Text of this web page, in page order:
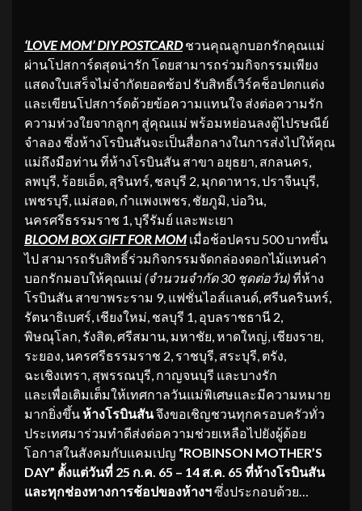
‘LOVE MOM’ DIY POSTCARD ชวนคุณลูกบอกรักคุณแม่
ผ่านโปสการ์ดสุดน่ารัก โดยสามารถร่วมกิจกรรมเพียง
แสดงใบเสร็จไม่จำกัดยอดช้อป รับสิทธิ์เวิร์คช็อปตกแต่ง
และเขียนโปสการ์ดด้วยข้อความแทนใจ ส่งต่อความรัก
ความห่วงใยจากลูกๆ สู่คุณแม่ พร้อมหย่อนลงตู้ไปรษณีย์
จำลอง ซึ่งห้างโรบินสันจะเป็นสื่อกลางในการส่งไปให้คุณ
แม่ถึงมือท่าน ที่ห้างโรบินสัน สาขา อยุธยา, สกลนคร,
ลพบุรี, ร้อยเอ็ด, สุรินทร์, ชลบุรี 2, มุกดาหาร, ปราจีนบุรี,
เพชรบุรี, แม่สอด, กำแพงเพชร, ชัยภูมิ, บ่อวิน,
นครศรีธรรมราช 1, บุรีรัมย์ และพะเยา
BLOOM BOX GIFT FOR MOM เมื่อช้อปครบ 500 บาทขึ้น
ไป สามารถรับสิทธิ์ร่วมกิจกรรมจัดกล่องดอกไม้แทนคำ
บอกรักมอบให้คุณแม่ (จำนวนจำกัด30 ชุดต่อวัน)ที่ห้าง
โรบินสัน สาขาพระราม 9, แฟชั่นไอส์แลนด์, ศรีนครินทร์,
รัตนาธิเบศร์, เชียงใหม่, ชลบุรี 1, อุบลราชธานี 2,
พิษณุโลก, รังสิต, ศรีสมาน, มหาชัย, หาดใหญ่, เชียงราย,
ระยอง, นครศรีธรรมราช 2, ราชบุรี, สระบุรี, ตรัง,
ฉะเชิงเทรา, สุพรรณบุรี, กาญจนบุรี และบางรัก
และเพื่อเติมเต็มให้เทศกาลวันแม่พิเศษและมีความหมาย
มากยิ่งขึ้น ห้างโรบินสันจึงขอเชิญชวนทุกครอบครัวทั่ว
ประเทศมาร่วมทำดีส่งต่อความช่วยเหลือไปยังผู้ด้อย
โอกาสในสังคมกับแคมเปญ “ROBINSON MOTHER’S
DAY” ตั้งแต่วันที่ 25 ก.ค. 65 – 14 ส.ค. 65 ที่ห้างโรบินสัน
และทุกช่องทางการช้อปของห้างฯซึ่งประกอบด้วย…